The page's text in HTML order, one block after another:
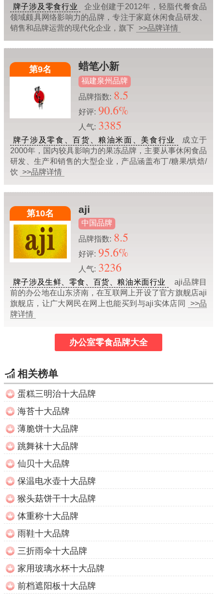
牌子涉及零食行业
企业创建于2012年，轻脂代餐食品
领域颇具网络影响力的品牌，专注于家庭休闲食品研发、
销售和品牌运营的现代化企业，旗下 >>品牌详情
第9名 蜡笔小新
福建泉州品牌
品牌指数: 8.5
好评: 90.6%
人气: 3385
牌子涉及零食、百货、粮油米面、美食行业
成立于
2000年，国内较具影响力的果冻品牌，主要从事休闲食品
研发、生产和销售的大型企业，产品涵盖布丁/糖果/烘焙/
饮 >>品牌详情
第10名 aji
中国品牌
品牌指数: 8.5
好评: 95.6%
人气: 3236
牌子涉及生鲜、零食、百货、粮油米面行业
aji品牌目
前的办公地在山东济南，在互联网上开设了官方旗舰店aji
旗舰店，让广大网民在网上也能买到与aji实体店同
>>品
牌详情
办公室零食品牌大全
相关榜单
蛋糕三明治十大品牌
海苔十大品牌
薄脆饼十大品牌
跳舞袜十大品牌
仙贝十大品牌
保温电水壶十大品牌
猴头菇饼干十大品牌
体重称十大品牌
雨鞋十大品牌
三折雨伞十大品牌
家用玻璃水杯十大品牌
前档遮阳板十大品牌